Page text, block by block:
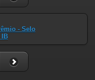
- Selo
IB